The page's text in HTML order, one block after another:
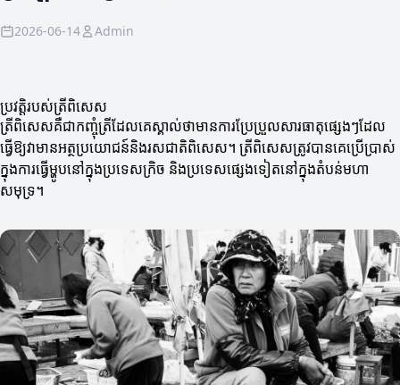
2026-06-14 Admin
ប្រវត្តិរបស់ត្រីពិសេស
ត្រីពិសេសគឺជាកញ្ចុំត្រីដែលគេស្គាល់ថាមានការប្រែប្រួលសារធាតុផ្សេងៗដែល
ធ្វើឱ្យវាមានអត្ថប្រយោជន៍និងរសជាតិពិសេស។ ត្រីពិសេសត្រូវបានគេប្រើប្រាស់
ក្នុងការធ្វើម្ហូបនៅក្នុងប្រទេសក្រិច និងប្រទេសផ្សេងទៀតនៅក្នុងតំបន់មហា
សមុទ្រ។